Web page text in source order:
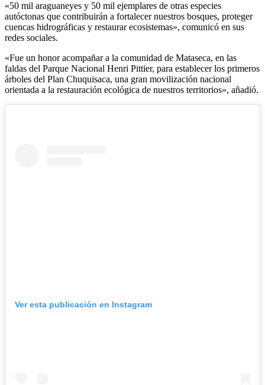
«50 mil araguaneyes y 50 mil ejemplares de otras especies
autóctonas que contribuirán a fortalecer nuestros bosques, proteger
cuencas hidrográficas y restaurar ecosistemas», comunicó en sus
redes sociales.
«Fue un honor acompañar a la comunidad de Mataseca, en las
faldas del Parque Nacional Henri Pittier, para establecer los primeros
árboles del Plan Chuquisaca, una gran movilización nacional
orientada a la restauración ecológica de nuestros territorios», añadió.
Ver esta publicación en Instagram